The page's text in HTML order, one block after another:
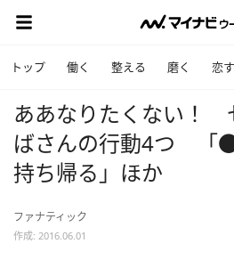
トップ 働く 整える 磨く 恋
ああなりたくない！
ばさんの行動4つ 「
持ち帰る」ほか
ファナティック
作成: 2016.06.01